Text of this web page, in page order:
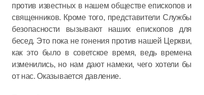
против известных в нашем обществе епископов и
священников. Кроме того, представители Службы
безопасности вызывают наших епископов для
бесед. Это пока не гонения против нашей Церкви,
как это было в советское время, ведь времена
изменились, но нам дают намеки, чего хотели бы
от нас. Оказывается давление.